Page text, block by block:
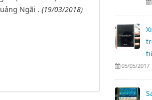
Ngãi . (19/03/2018)
05/05/2017